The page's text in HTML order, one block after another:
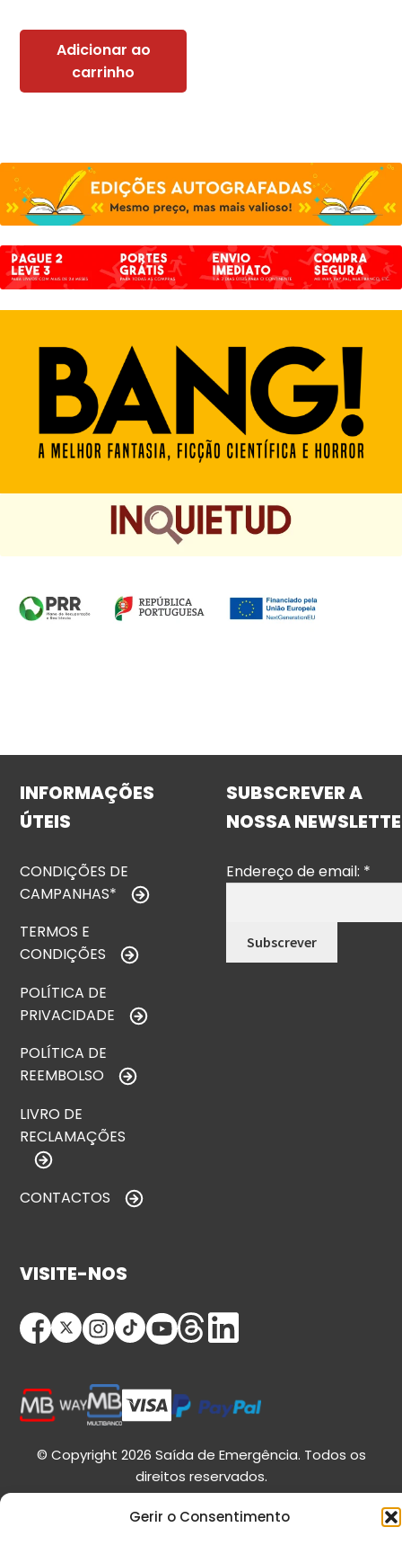
Gerir o Consentimento
Adicionar ao
carrinho
INFORMAÇÕES
ÚTEIS
CONDIÇÕES DE
CAMPANHAS*
TERMOS E
CONDIÇÕES
POLÍTICA DE
PRIVACIDADE
POLÍTICA DE
REEMBOLSO
LIVRO DE
RECLAMAÇÕES
CONTACTOS
SUBSCREVER A
NOSSA
Endereço de email: *
VISITE-NOS
© Copyright 2026 Saída de Emergência. Todos os
direitos reservados.